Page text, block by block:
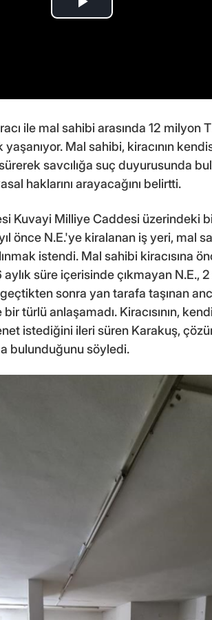
ile mal sahibi arasında 12 milyon
Mal sahibi, kiracının
savcılığa suç duyurusunda
haklarını arayacağını belirtti.
Kuvayi Milliye Caddesi üzerindeki
önce N.E.'ye kiralanan iş yeri, mal
istendi. Mal sahibi kiracısına
süre içerisinde çıkmayan N.E.,
sonra yan tarafa taşınan
türlü anlaşamadı. Kiracısının,
istediğini ileri süren Karakuş,
bulunduğunu söyledi.